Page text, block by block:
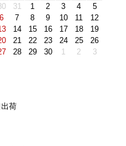
31 1 2 3 4
5
6
7 8 9 10 11
12
14 15 16 17 18
19
21 22 23 24 25
26
28 29 30 1 2 3
荷